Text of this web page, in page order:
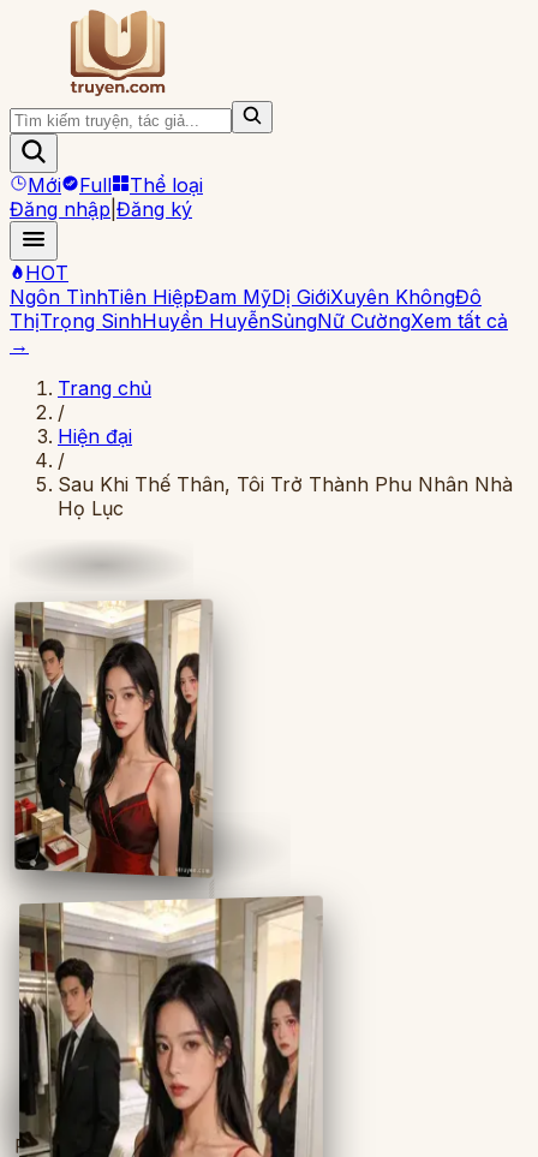
Mới Full
Thể loại
Đăng nhập Đăng ký
HOT
Ngôn TìnhTiên HiệpĐam MỹDị GiớiXuyên KhôngĐô
ThịTrọng SinhHuyền HuyễnSủngNữ CườngXem tất cả
→
Trang chủ
/
Hiện đại
/
Sau Khi Thế Thân, Tôi Trở Thành Phu Nhân Nhà
Họ Lục
Full